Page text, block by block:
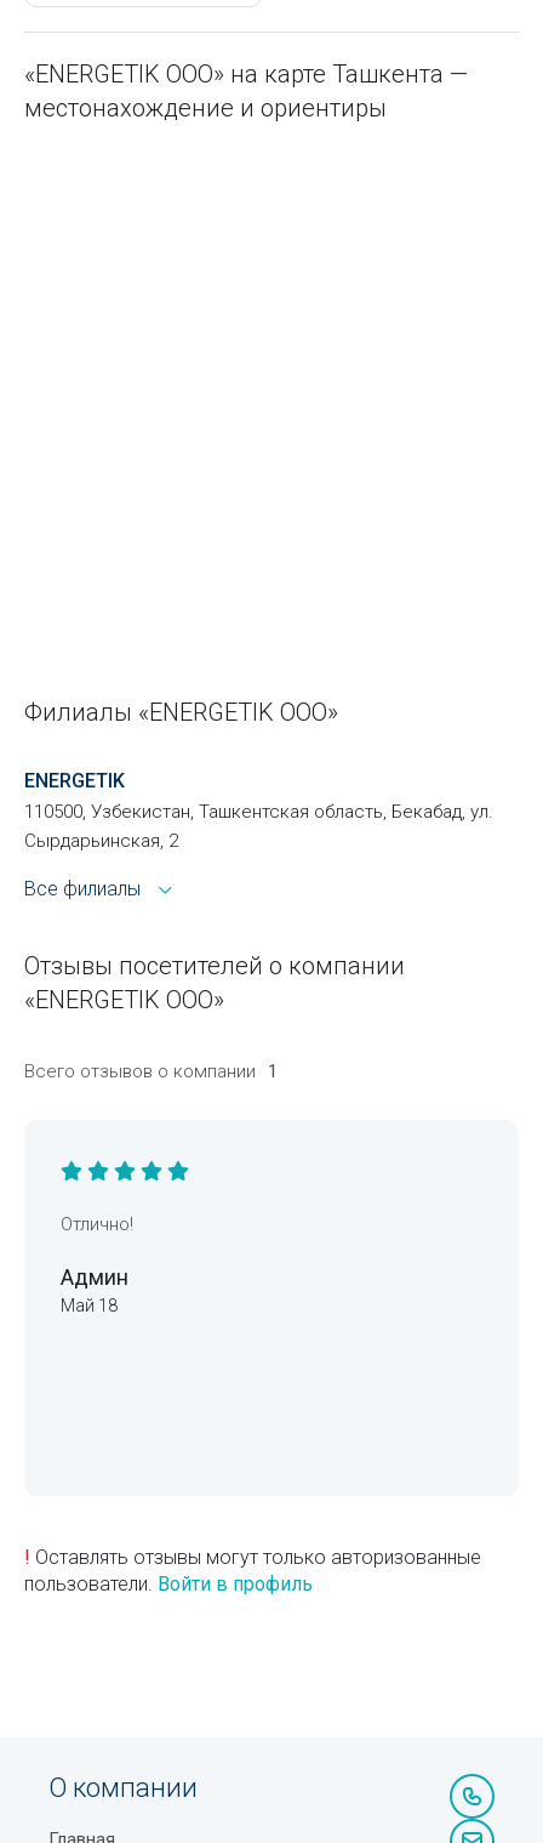
«ENERGETIK ООО» на карте Ташкента —
местонахождение и ориентиры
Филиалы «ENERGETIK ООО»
ENERGETIK
110500, Узбекистан, Ташкентская область, Бекабад, ул.
Сырдарьинская, 2
Все филиалы
Отзывы посетителей о компании
«ENERGETIK ООО»
Всего отзывов о компании 1
Отлично!
Админ
Май 18
! Оставлять отзывы могут только авторизованные
пользователи. Войти в профиль
О компании